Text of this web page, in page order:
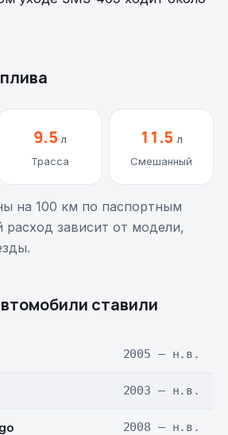
9.5л
Трасса
11.5л
Смешанный
на 100 км по паспортным
расход зависит от модели,
ставили
2005 — н.в.
2003 — н.в.
2008 — н.в.